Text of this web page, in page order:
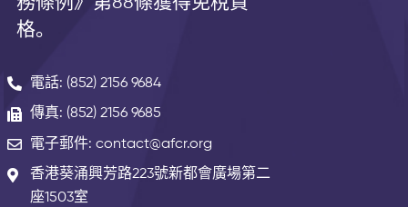
格。
電話: (852) 2156 9684
傳真: (852) 2156 9685
電子郵件: contact@afcr.org
香港葵涌興芳路223號新都會廣場第二
座1503室